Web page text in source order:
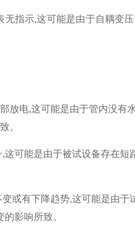
示,这可能是由于自耦变
电,这可能是由于管内没有
。
能是由于被试设备存在短
有下降趋势,这可能是由于
影响所致。